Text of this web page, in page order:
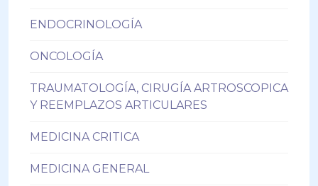
ENDOCRINOLOGÍA
ONCOLOGÍA
TRAUMATOLOGÍA, CIRUGÍA ARTROSCOPICA
Y REEMPLAZOS ARTICULARES
MEDICINA CRITICA
MEDICINA GENERAL